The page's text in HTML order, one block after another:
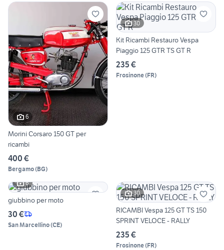
6
Morini Corsaro 150 GT per
ricambi
400 €
Bergamo(BG)
30
Kit Ricambi Restauro Vespa
Piaggio 125 GTR TS GT R
235 €
Frosinone(FR)
6
giubbino per moto
30 €
San Marcellino(CE)
30
RICAMBI Vespa 125 GT TS 150
SPRINT VELOCE - RALLY
235 €
Frosinone(FR)